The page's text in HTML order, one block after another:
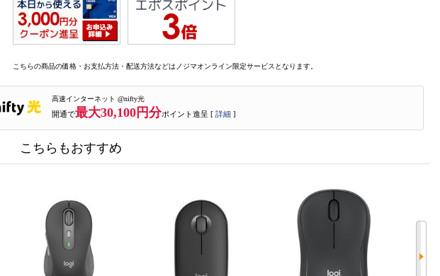
こちらの商品の価格・お支払方法・配送方法などはノジマオンライン限定サービスとなります。
高速インターネット @nifty光
開通で最大30,100円分ポイント進呈 [ 詳細 ]
こちらもおすすめ